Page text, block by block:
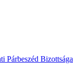
Párbeszéd Bizottsága